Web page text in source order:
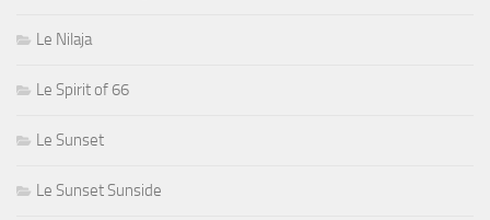
Le Nilaja
Le Spirit of 66
Le Sunset
Le Sunset Sunside